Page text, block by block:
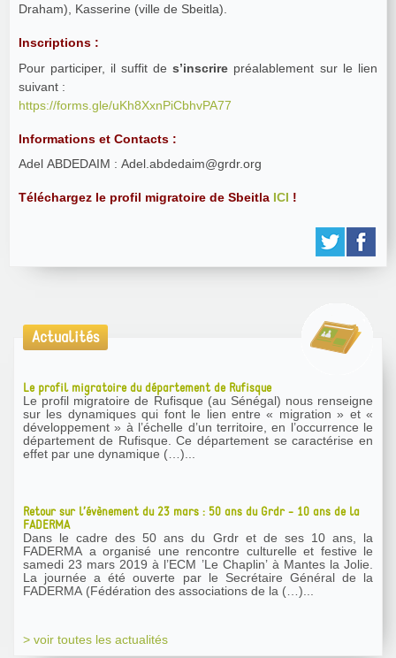
Draham), Kasserine (ville de Sbeitla).
Inscriptions :
Pour participer, il suffit de s’inscrire préalablement sur le lien
suivant :
https://forms.gle/uKh8XxnPiCbhvPA77
Informations et Contacts :
Adel ABDEDAIM : Adel.abdedaim@grdr.org
Téléchargez le profil migratoire de Sbeitla ICI !
Actualités
Le profil migratoire du département de Rufisque
Le profil migratoire de Rufisque (au Sénégal) nous renseigne
sur les dynamiques qui font le lien entre « migration » et «
développement » à l’échelle d’un territoire, en l’occurrence le
département de Rufisque. Ce département se caractérise en
effet par une dynamique (…)...
Retour sur l’évènement du 23 mars : 50 ans du Grdr - 10 ans de la
FADERMA
Dans le cadre des 50 ans du Grdr et de ses 10 ans, la
FADERMA a organisé une rencontre culturelle et festive le
samedi 23 mars 2019 à l’ECM ’Le Chaplin’ à Mantes la Jolie.
La journée a été ouverte par le Secrétaire Général de la
FADERMA (Fédération des associations de la (…)...
> voir toutes les actualités